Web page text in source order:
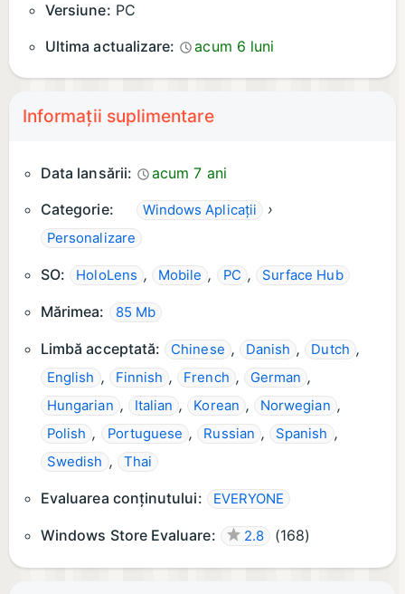
Versiune: PC
Ultima actualizare:
acum 6 luni
Informații suplimentare
Data lansării:
acum 7 ani
Categorie:
Windows Aplicații ›
Personalizare
SO: HoloLens , Mobile , PC , Surface Hub
Mărimea: 85 Mb
Limbă acceptată: Chinese , Danish , Dutch ,
English , Finnish , French , German ,
Hungarian , Italian , Korean , Norwegian ,
Polish , Portuguese , Russian , Spanish ,
Swedish , Thai
Evaluarea conținutului: EVERYONE
Windows Store Evaluare: 2.8 (168)